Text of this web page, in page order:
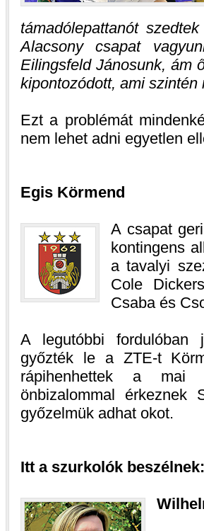
támadólepattanót
Alacsony csapat
Eilingsfeld Jánosunk, ám
kipontozódott, ami szintén
Ezt a problémát
nem lehet adni egyetlen
Egis Körmend
A csapat
kontingens
a tavalyi
Cole
Csaba és
A legutóbbi fordulóban
győzték le a ZTE-t
rápihenhettek a mai
önbizalommal érkeznek
győzelmük adhat okot.
Itt a szurkolók beszélnek: